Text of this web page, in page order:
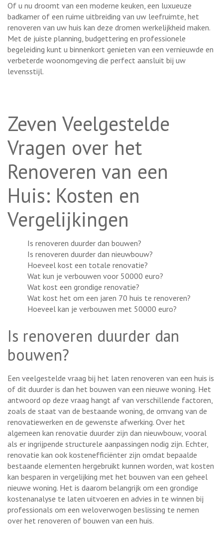
Of u nu droomt van een moderne keuken, een luxueuze
badkamer of een ruime uitbreiding van uw leefruimte, het
renoveren van uw huis kan deze dromen werkelijkheid maken.
Met de juiste planning, budgettering en professionele
begeleiding kunt u binnenkort genieten van een vernieuwde en
verbeterde woonomgeving die perfect aansluit bij uw
levensstijl.
Zeven Veelgestelde
Vragen over het
Renoveren van een
Huis: Kosten en
Vergelijkingen
Is renoveren duurder dan bouwen?
Is renoveren duurder dan nieuwbouw?
Hoeveel kost een totale renovatie?
Wat kun je verbouwen voor 50000 euro?
Wat kost een grondige renovatie?
Wat kost het om een jaren 70 huis te renoveren?
Hoeveel kan je verbouwen met 50000 euro?
Is renoveren duurder dan
bouwen?
Een veelgestelde vraag bij het laten renoveren van een huis is
of dit duurder is dan het bouwen van een nieuwe woning. Het
antwoord op deze vraag hangt af van verschillende factoren,
zoals de staat van de bestaande woning, de omvang van de
renovatiewerken en de gewenste afwerking. Over het
algemeen kan renovatie duurder zijn dan nieuwbouw, vooral
als er ingrijpende structurele aanpassingen nodig zijn. Echter,
renovatie kan ook kostenefficiënter zijn omdat bepaalde
bestaande elementen hergebruikt kunnen worden, wat kosten
kan besparen in vergelijking met het bouwen van een geheel
nieuwe woning. Het is daarom belangrijk om een grondige
kostenanalyse te laten uitvoeren en advies in te winnen bij
professionals om een weloverwogen beslissing te nemen
over het renoveren of bouwen van een huis.